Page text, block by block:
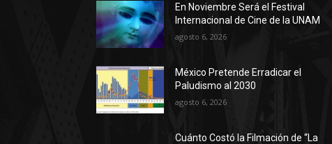
En Noviembre Será el Festival
Internacional de Cine de la UNAM
agosto 6, 2026
México Pretende Erradicar el
Paludismo al 2030
agosto 6, 2026
Cuánto Costó la Filmación de “La